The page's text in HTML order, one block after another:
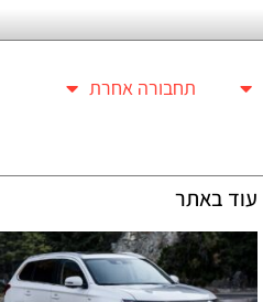
תחבורה אחרת
עוד באתר